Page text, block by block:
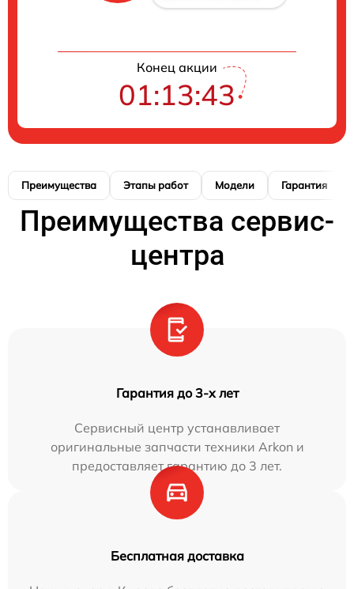
Конец акции
01:13:42
Преимущества Этапы работ Модели Гарантия
Преимущества сервис-
центра
Гарантия до 3-х лет
Сервисный центр устанавливает
оригинальные запчасти техники Arkon и
предоставляет гарантию до 3 лет.
Бесплатная доставка